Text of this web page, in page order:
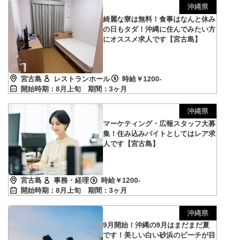
沖縄県
綺麗な寮は無料！食事はなんと休み
の日もタダ！沖縄に住んでみたい方
にオススメ求人です【宮古島】
宮古島 レストランホール
時給￥1200-
開始時期：8月上旬 期間：3ヶ月
沖縄県
マーケティング・広報スタッフ大募
集！住み込みバイトとしてはレア求
人です【宮古島】
宮古島 事務・経理
時給￥1200-
開始時期：8月上旬 期間：3ヶ月
沖縄県
9月開始！沖縄の9月はまだまだ夏
です！美しい白い砂浜のビーチが目